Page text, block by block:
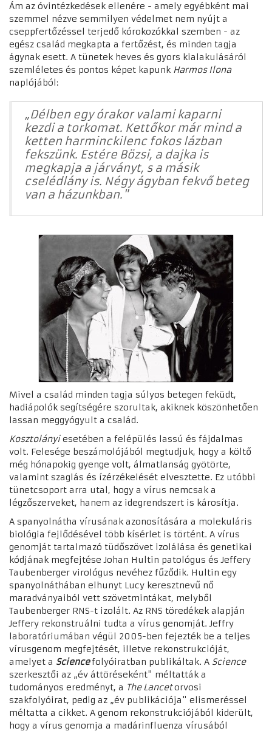
Ám az óvintézkedések ellenére - amely egyébként mai
szemmel nézve semmilyen védelmet nem nyújt a
cseppfertőzéssel terjedő kórokozókkal szemben - az
egész család megkapta a fertőzést, és minden tagja
ágynak esett. A tünetek heves és gyors kialakulásáról
szemléletes és pontos képet kapunk Harmos Ilona
naplójából:
„Délben egy órakor valami kaparni
kezdi a torkomat. Kettőkor már mind a
ketten harminckilenc fokos lázban
fekszünk. Estére Bözsi, a dajka is
megkapja a járványt, s a másik
cselédlány is. Négy ágyban fekvő beteg
van a házunkban."
Mivel a család minden tagja súlyos betegen feküdt,
hadiápolók segítségére szorultak, akiknek köszönhetően
lassan meggyógyult a család.
Kosztolányiesetében a felépülés lassú és fájdalmas
volt. Felesége beszámolójából megtudjuk, hogy a költő
még hónapokig gyenge volt, álmatlanság gyötörte,
valamint szaglás és ízérzékelését elvesztette. Ez utóbbi
tünetcsoport arra utal, hogy a vírus nemcsak a
légzőszerveket, hanem az idegrendszert is károsítja.
A spanyolnátha vírusának azonosítására a molekuláris
biológia fejlődésével több kísérlet is történt. A vírus
genomját tartalmazó tüdőszövet izolálása és genetikai
kódjának megfejtése Johan Hultin patológus és Jeffery
Taubenberger virológus nevéhez fűződik. Hultin egy
spanyolnáthában elhunyt Lucy keresztnevű nő
maradványaiból vett szövetmintákat, melyből
Taubenberger RNS-t izolált. Az RNS töredékek alapján
Jeffery rekonstruálni tudta a vírus genomját. Jeffry
laboratóriumában végül 2005-ben fejezték be a teljes
vírusgenom megfejtését, illetve rekonstrukcióját,
amelyet a Sciencefolyóiratban publikáltak. A Science
szerkesztői az „év áttöréseként" méltatták a
tudományos eredményt, a The Lancetorvosi
szakfolyóirat, pedig az „év publikációja" elismeréssel
méltatta a cikket. A genom rekonstrukciójából kiderült,
hogy a vírus genomja a madárinfluenza vírusából